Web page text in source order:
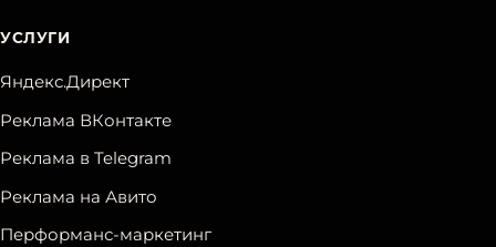
УСЛУГИ
Яндекс.Директ
Реклама ВКонтакте
Реклама в Telegram
Реклама на Авито
Перформанс-маркетинг